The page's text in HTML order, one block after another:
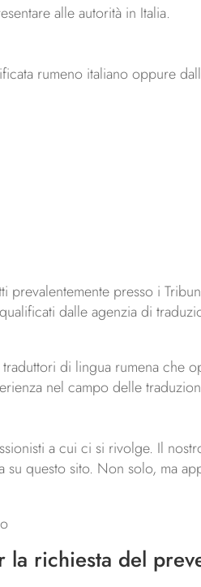
alle autorità in Italia.
rumeno italiano oppure
presso i
dalle agenzia di
di lingua rumena che
nel campo delle
a cui ci si rivolge. Il
questo sito. Non solo, ma
richiesta del